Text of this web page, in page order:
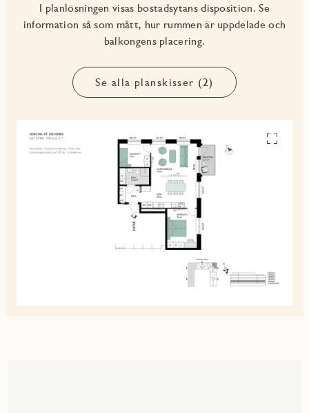
I planlösningen visas bostadsytans disposition. Se
information så som mått, hur rummen är uppdelade och
balkongens placering.
Se alla planskisser (2)
Se